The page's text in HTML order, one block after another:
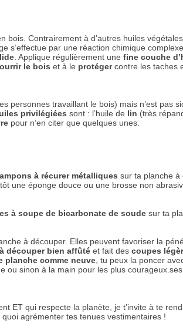
bois. Contrairement à d’autres huiles
s’effectue par une réaction chimique
. Applique régulièrement une fine couche
le bois et à le protégercontre les taches
personnes travaillant le bois) mais n’est pas
privilégiées sont : l’huile de lin (très
pour n’en citer que quelques unes.
à récurer métalliques sur ta planche à
une éponge douce ou une brosse non
à soupe de bicarbonate de soude sur ta
à découper. Elles peuvent favoriser la
découper bien affûté et fait des coupes
planche comme neuve , tu peux la poncer
ou sinon à la main pour les plus courageux.ses.
ET qui respecte la planète, je t’invite à te
agrémenter tes tenues vestimentaires !